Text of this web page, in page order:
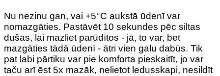
Nu nezinu gan, vai +5°C aukstā ūdenī var
nomazgāties. Pastāvēt 10 sekundes pēc siltas
dušas, lai mazliet parūdītos - jā, to var, bet
mazgāties tādā ūdenī - ātri vien galu dabūs. Tik
pat labi pārtiku var pie komforta pieskaitīt, jo var
taču arī ēst 5x mazāk, nelietot ledusskapi, nesildīt